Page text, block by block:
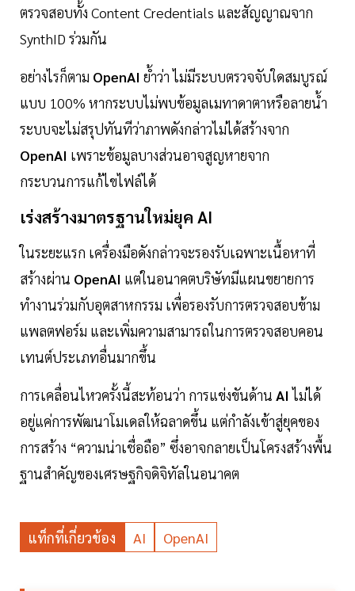
ตรวจสอบทั้ง Content Credentials และสัญญาณจาก
SynthID ร่วมกัน
อย่างไรก็ตาม OpenAI ย้ำว่า ไม่มีระบบตรวจจับใดสมบูรณ์
แบบ 100% หากระบบไม่พบข้อมูลเมทาดาตาหรือลายน้ำ
ระบบจะไม่สรุปทันทีว่าภาพดังกล่าวไม่ได้สร้างจาก
OpenAI เพราะข้อมูลบางส่วนอาจสูญหายจาก
กระบวนการแก้ไขไฟล์ได้
เร่งสร้างมาตรฐานใหม่ยุค AI
ในระยะแรก เครื่องมือดังกล่าวจะรองรับเฉพาะเนื้อหาที่
สร้างผ่าน OpenAI แต่ในอนาคตบริษัทมีแผนขยายการ
ทำงานร่วมกับอุตสาหกรรม เพื่อรองรับการตรวจสอบข้าม
แพลตฟอร์ม และเพิ่มความสามารถในการตรวจสอบคอน
เทนต์ประเภทอื่นมากขึ้น
การเคลื่อนไหวครั้งนี้สะท้อนว่า การแข่งขันด้าน AI ไม่ได้
อยู่แค่การพัฒนาโมเดลให้ฉลาดขึ้น แต่กำลังเข้าสู่ยุคของ
การสร้าง “ความน่าเชื่อถือ” ซึ่งอาจกลายเป็นโครงสร้างพื้น
ฐานสำคัญของเศรษฐกิจดิจิทัลในอนาคต
แท็กที่เกี่ยวข้อง AI OpenAI